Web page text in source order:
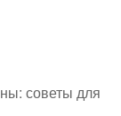
советы для